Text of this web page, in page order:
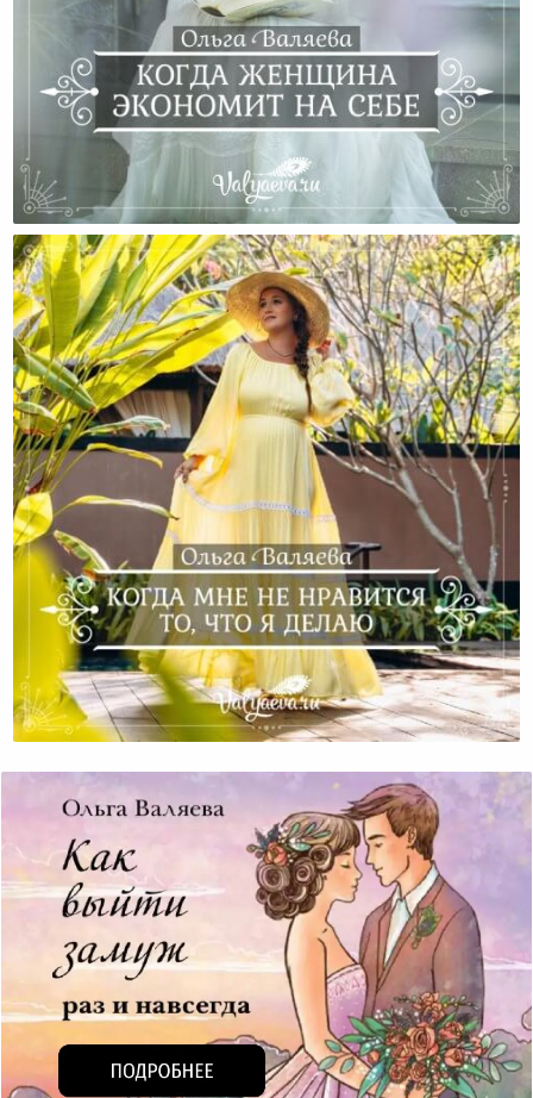
Когда Женщина Экономит На Себе
Когда Мне Не Нравится То, Что Я Делаю